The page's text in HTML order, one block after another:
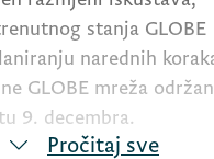
stanja GLOBE
narednih
GLOBE mreža
9. decembra.
Pročitaj sve